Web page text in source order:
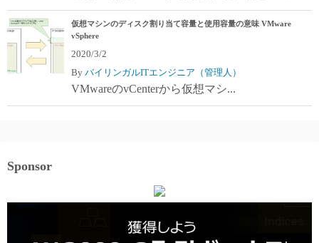
仮想マシンのディスク割り当て容量と使用容量の意味 VMware
vSphere
2020/3/2
By バイリンガルITエンジニア（管理人）
VMwareのvCenterから仮想マシ...
Sponsor